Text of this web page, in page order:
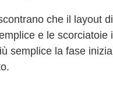
che il layout di
e le scorciatoie
semplice la fase